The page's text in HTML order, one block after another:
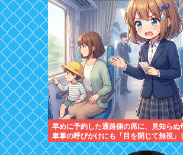
早めに予約した通路側の席に、見知らぬ
車掌の呼びかけにも「目を閉じて無視」
られました。無理やり奪われた席は、結